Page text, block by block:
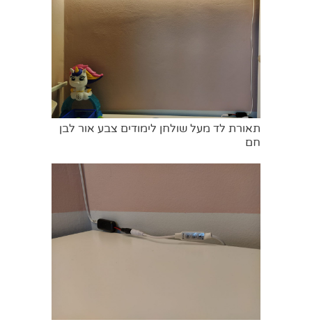
תאורת לד מעל שולחן לימודים צבע אור לבן
חם